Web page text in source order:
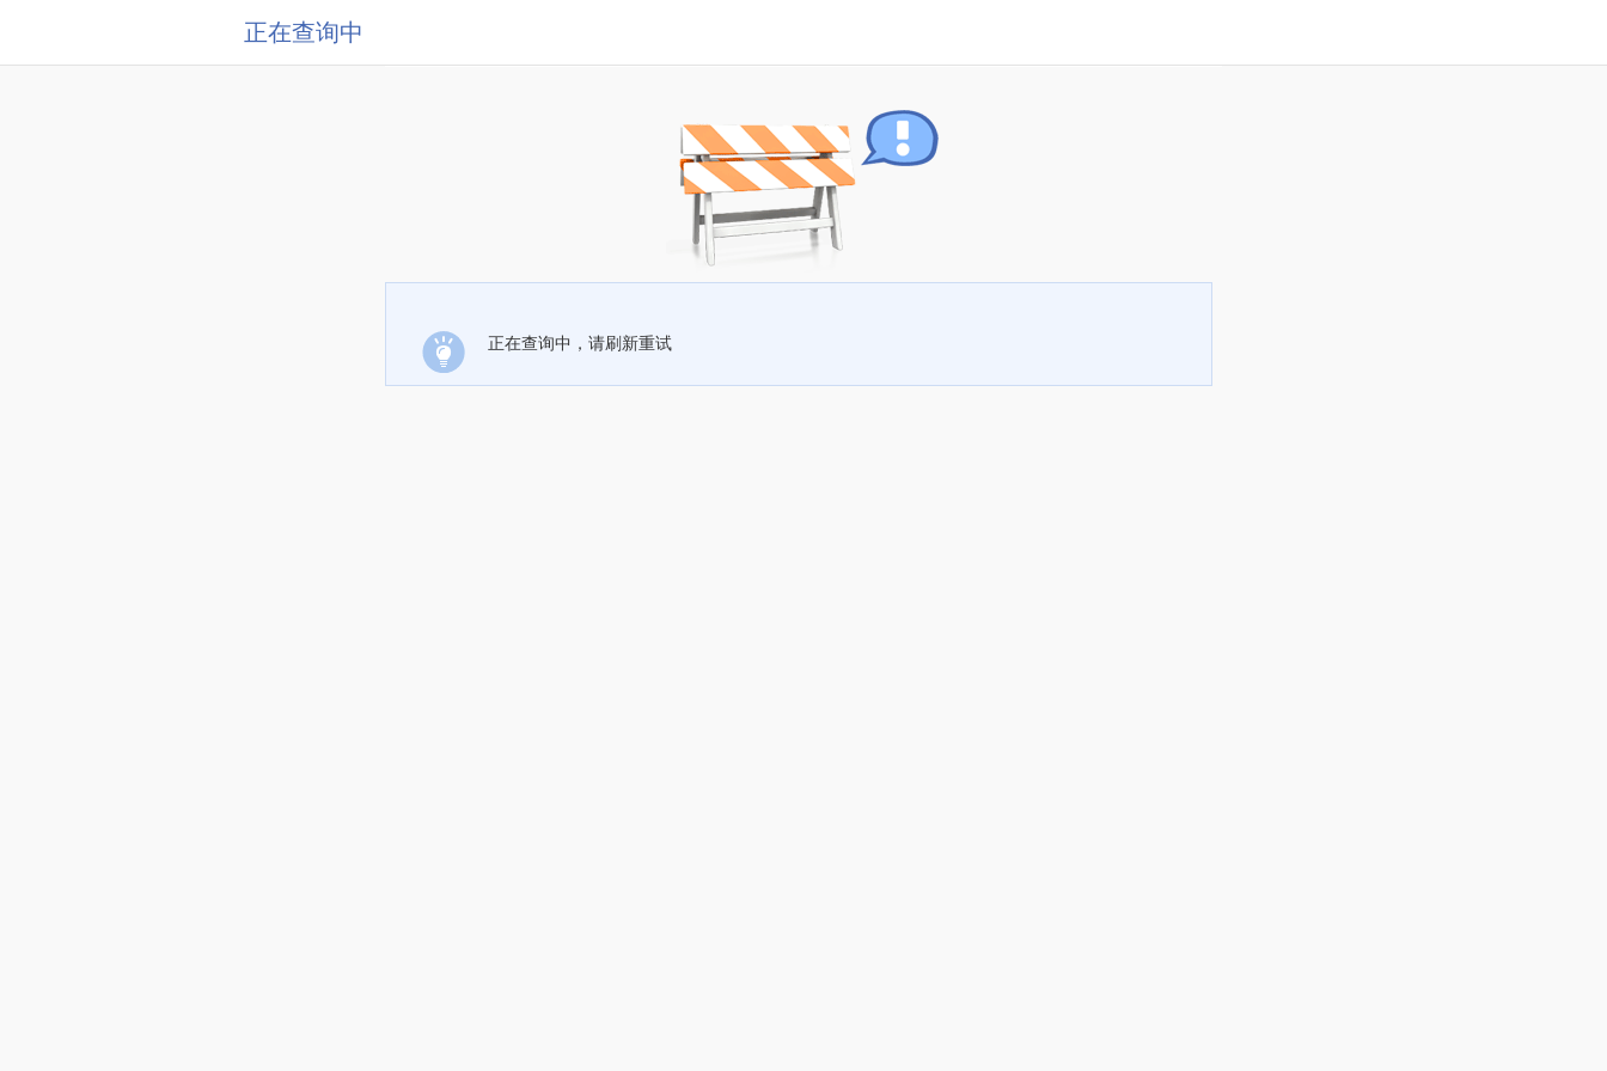
正在查询中
正在查询中，请刷新重试